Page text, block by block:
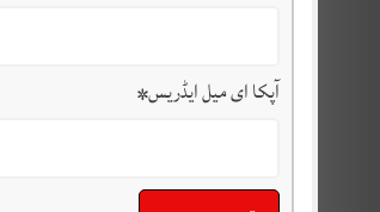
آپکا ای میل ایڈریس*